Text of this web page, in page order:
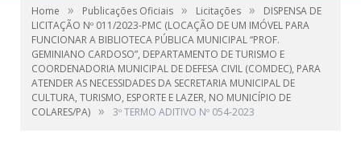
Home » Publicações Oficiais » Licitações »
DISPENSA DE
LICITAÇÃO Nº 011/2023-PMC (LOCAÇÃO DE UM IMÓVEL PARA
FUNCIONAR A BIBLIOTECA PÚBLICA MUNICIPAL “PROF.
GEMINIANO CARDOSO”, DEPARTAMENTO DE TURISMO E
COORDENADORIA MUNICIPAL DE DEFESA CIVIL (COMDEC), PARA
ATENDER AS NECESSIDADES DA SECRETARIA MUNICIPAL DE
CULTURA, TURISMO, ESPORTE E LAZER, NO MUNICÍPIO DE
COLARES/PA) » 3º TERMO ADITIVO Nº 054-2023